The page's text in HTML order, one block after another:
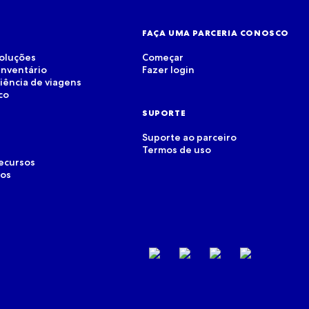
de viagens
FAÇA UMA PARCERIA CONOSCO
Começar
Fazer login
SUPORTE
Suporte ao parceiro
Termos de uso